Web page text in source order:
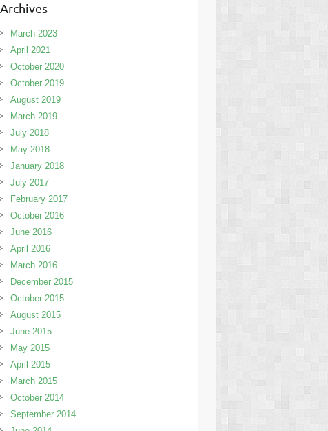
Archives
March 2023
April 2021
October 2020
October 2019
August 2019
March 2019
July 2018
May 2018
January 2018
July 2017
February 2017
October 2016
June 2016
April 2016
March 2016
December 2015
October 2015
August 2015
June 2015
May 2015
April 2015
March 2015
October 2014
September 2014